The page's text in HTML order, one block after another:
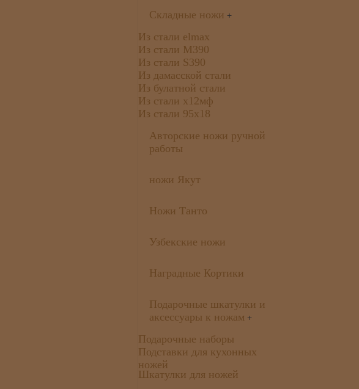
Складные ножи +
Из стали elmax
Из стали М390
Из стали S390
Из дамасской стали
Из булатной стали
Из стали х12мф
Из стали 95х18
Авторские ножи ручной
работы
ножи Якут
Ножи Танто
Узбекские ножи
Наградные Кортики
Подарочные шкатулки и
аксессуары к ножам +
Подарочные наборы
Подставки для кухонных
ножей
Шкатулки для ножей